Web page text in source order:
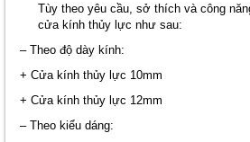
Tùy theo yêu cầu, sở thích và công
cửa kính thủy lực như sau:
– Theo độ dày kính:
+ Cửa kính thủy lực 10mm
+ Cửa kính thủy lực 12mm
– Theo kiểu dáng: